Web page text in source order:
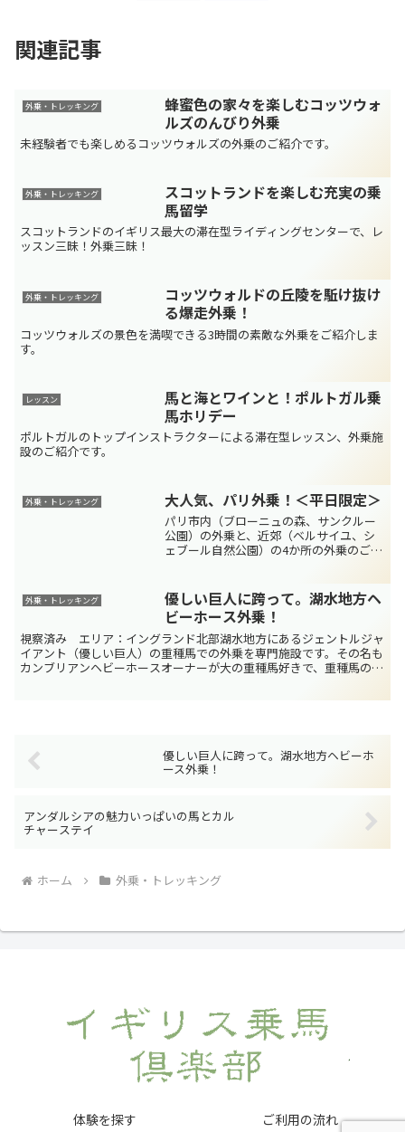
関連記事
外乗・トレッキング
蜂蜜色の家々を楽しむコッツウォ
ルズのんびり外乗
未経験者でも楽しめるコッツウォルズの外乗のご紹介です。
外乗・トレッキング
スコットランドを楽しむ充実の乗
馬留学
スコットランドのイギリス最大の滞在型ライディングセンターで、レ
ッスン三昧！外乗三昧！
外乗・トレッキング
コッツウォルドの丘陵を駈け抜け
る爆走外乗！
コッツウォルズの景色を満喫できる3時間の素敵な外乗をご紹介しま
す。
レッスン
馬と海とワインと！ポルトガル乗
馬ホリデー
ポルトガルのトップインストラクターによる滞在型レッスン、外乗施
設のご紹介です。
外乗・トレッキング 大人気、パリ外乗！＜平日限定＞
パリ市内（ブローニュの森、サンクルー
公園）の外乗と、近郊（ベルサイユ、シ
ェブール自然公園）の4か所の外乗のご紹
外乗・トレッキング
優しい巨人に跨って。湖水地方ヘ
ビーホース外乗！
視察済み エリア：イングランド北部湖水地方にあるジェントルジャ
イアント（優しい巨人）の重種馬での外乗を専門施設です。その名も
カンブリアンヘビーホースオーナーが大の重種馬好きで、重種馬の保
優しい巨人に跨って。湖水地方ヘビーホ
ース外乗！
アンダルシアの魅力いっぱいの馬とカル
チャーステイ
ホーム 外乗・トレッキング
体験を探す ご利用の流れ